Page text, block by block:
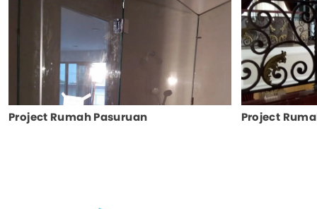
Project Rumah Pasuruan Project